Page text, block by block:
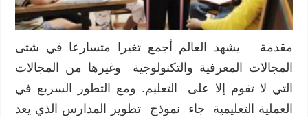
“رؤية
استشرافية”
مغلقة
مقدمة يشهد العالم أجمع تغيرا متسارعا في شتى
المجالات المعرفية والتكنولوجية وغيرها من المجالات
التي لا تقوم إلا على التعليم. ومع التطور السريع في
العملية التعليمية جاء نموذج تطوير المدارس الذي يعد